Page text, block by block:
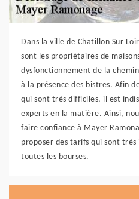
Dans la ville de Chatillon Sur
sont les propriétaires de
dysfonctionnement de la
à la présence des bistres. Afin
qui sont très difficiles, il est
experts en la matière. Ainsi,
faire confiance à Mayer
proposer des tarifs qui sont très
toutes les bourses.